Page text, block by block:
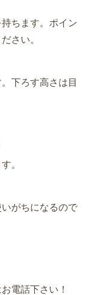
ちます。ポイン
さい。
下ろす高さは目
。
がちになるので
電話下さい！